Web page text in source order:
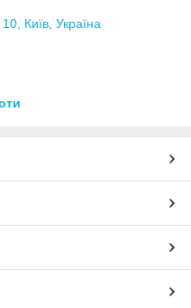
Київ, Україна